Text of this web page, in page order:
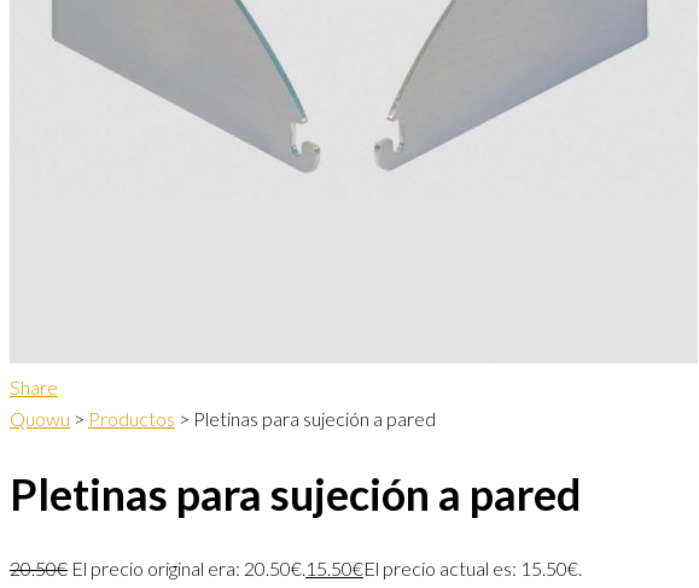
Share
Quowu > Productos > Pletinas para sujeción a pared
Pletinas para sujeción a pared
20.50€ El precio original era: 20.50€.15.50€El precio actual es: 15.50€.